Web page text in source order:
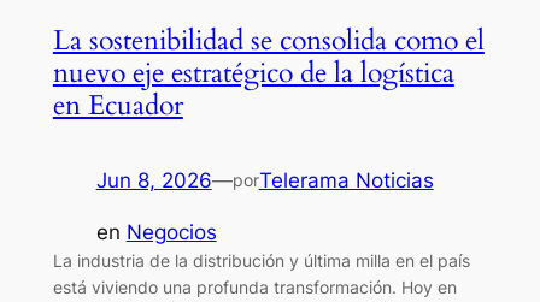
La sostenibilidad se consolida como el
nuevo eje estratégico de la logística
en Ecuador
Jun 8, 2026—porTelerama Noticias
en Negocios
La industria de la distribución y última milla en el país
está viviendo una profunda transformación. Hoy en